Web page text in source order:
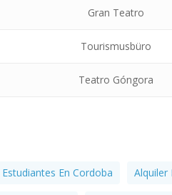
Gran Teatro
Tourismusbüro
Teatro Góngora
En Cordoba Alquiler